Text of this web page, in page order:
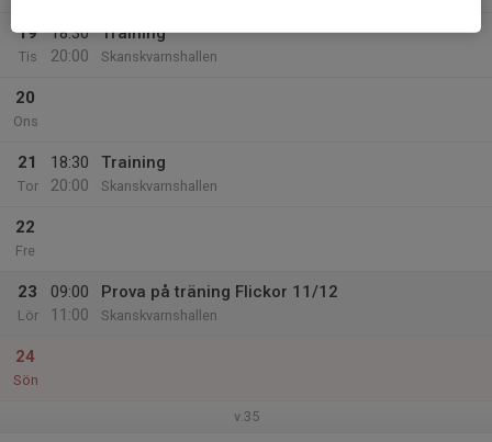
19
Tis
18:30
20:00
Training
Skanskvarnshallen
20
Ons
21
Tor
18:30
20:00
Training
Skanskvarnshallen
22
Fre
23
Lör
09:00
11:00
Prova på träning Flickor 11/12
Skanskvarnshallen
24
Sön
v.35